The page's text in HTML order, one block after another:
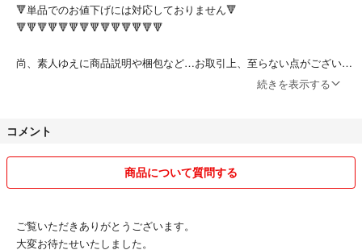
🔻単品でのお値下げには対応しておりません🔻
🔻🔻🔻🔻🔻🔻🔻🔻🔻🔻🔻🔻🔻🔻
尚、素人ゆえに商品説明や梱包など…お取引上、至らない点がございま
ご覧いただきありがとうございます。
※ペット・喫煙者はおりません。
🍀小さな子供がいるため、メッセージの返信やご連絡が遅くなる場合も
続きを表示する
コメント
商品について質問する
ご覧いただきありがとうございます。
大変お待たせいたしました。